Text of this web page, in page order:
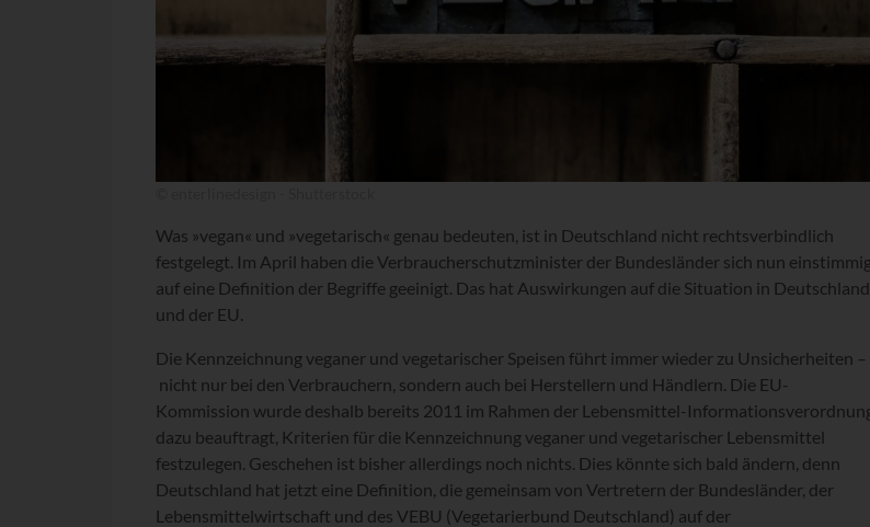
Was »vegan« und »vegetarisch« genau bedeuten, ist in Deutschland nicht rechtsverbindlich
festgelegt. Im April haben die Verbraucherschutzminister der Bundesländer sich nun
auf eine Definition der Begriffe geeinigt. Das hat Auswirkungen auf die Situation in Deutschland
und der EU.
Die Kennzeichnung veganer und vegetarischer Speisen führt immer wieder zu Unsicherheiten –
nicht nur bei den Verbrauchern, sondern auch bei Herstellern und Händlern. Die EU-
Kommission wurde deshalb bereits 2011 im Rahmen der Lebensmittel-
dazu beauftragt, Kriterien für die Kennzeichnung veganer und vegetarischer Lebensmittel
festzulegen. Geschehen ist bisher allerdings noch nichts. Dies könnte sich bald ändern, denn
Deutschland hat jetzt eine Definition, die gemeinsam von Vertretern der Bundesländer, der
Lebensmittelwirtschaft und des VEBU (Vegetarierbund Deutschland) auf der